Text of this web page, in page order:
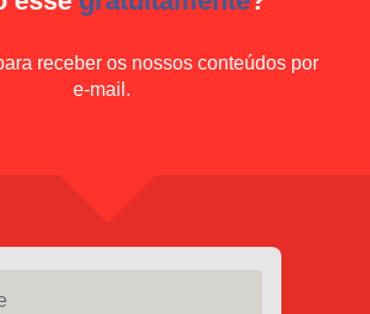
receber os nossos conteúdos por
e-mail.